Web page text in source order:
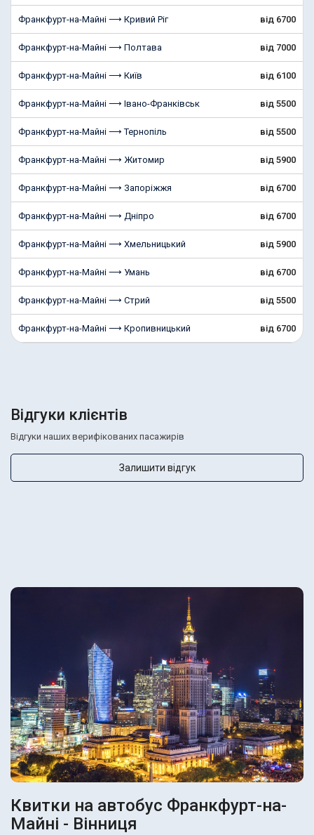
Франкфурт-на-Майні ⟶ Кривий Ріг від 6700
Франкфурт-на-Майні ⟶ Полтава від 7000
Франкфурт-на-Майні ⟶ Київ від 6100
Франкфурт-на-Майні ⟶ Івано-Франківськ від 5500
Франкфурт-на-Майні ⟶ Тернопіль від 5500
Франкфурт-на-Майні ⟶ Житомир від 5900
Франкфурт-на-Майні ⟶ Запоріжжя від 6700
Франкфурт-на-Майні ⟶ Дніпро від 6700
Франкфурт-на-Майні ⟶ Хмельницький від 5900
Франкфурт-на-Майні ⟶ Умань від 6700
Франкфурт-на-Майні ⟶ Стрий від 5500
Франкфурт-на-Майні ⟶ Кропивницький від 6700
Відгуки клієнтів
Відгуки наших верифікованих пасажирів
Залишити відгук
Квитки на автобус Франкфурт-на-
Майні - Вінниця